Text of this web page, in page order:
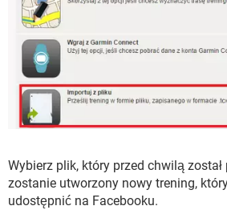
Wybierz plik, który przed chwilą
zostanie utworzony nowy trening,
udostępnić na Facebooku.